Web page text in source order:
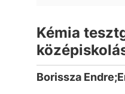
Kémia